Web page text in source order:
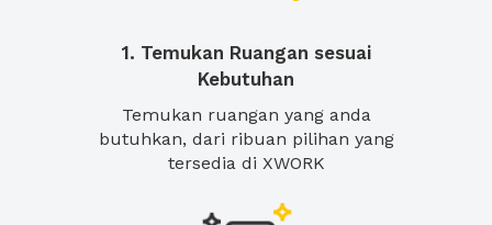
1. Temukan Ruangan sesuai
Kebutuhan
Temukan ruangan yang anda
butuhkan, dari ribuan pilihan yang
tersedia di XWORK